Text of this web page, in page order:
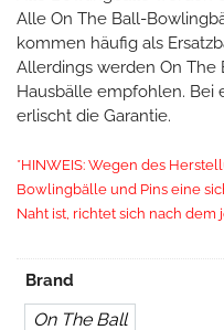
Alle On The Ball-
kommen häufig als
Allerdings werden On
Hausbälle empfohlen. Bei
erlischt die Garantie.
*HINWEIS: Wegen des
Bowlingbälle und Pins eine
Naht ist, richtet sich nach dem
Brand
On The Ball